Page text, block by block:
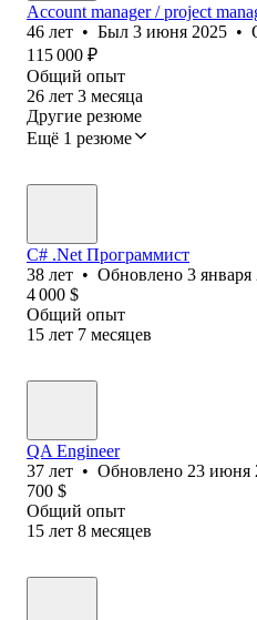
Account manager / project
46 лет • Был 3 июня 2025 •
115 000 ₽
Общий опыт
26 лет 3 месяца
Другие резюме
Ещё 1 резюме
C# .Net Программист
38 лет • Обновлено 3 января
4 000 $
Общий опыт
15 лет 7 месяцев
QA Engineer
37 лет • Обновлено 23 июня
700 $
Общий опыт
15 лет 8 месяцев